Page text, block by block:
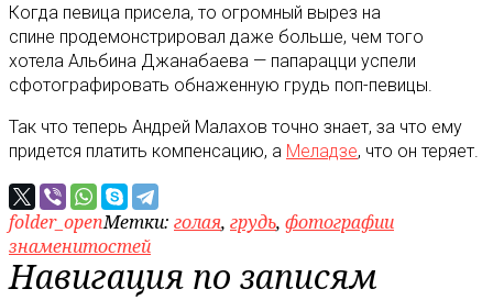
Когда певица присела, то огромный вырез на
спине продемонстрировал даже больше, чем того
хотела Альбина Джанабаева — папарацци успели
сфотографировать обнаженную грудь поп-певицы.
Так что теперь Андрей Малахов точно знает, за что ему
придется платить компенсацию, а Меладзе, что он теряет.
folder_openМетки: голая, грудь, фотографии
знаменитостей
Навигация по записям